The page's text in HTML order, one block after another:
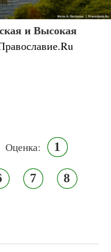
и Высокая
Оценка: 1
7 8